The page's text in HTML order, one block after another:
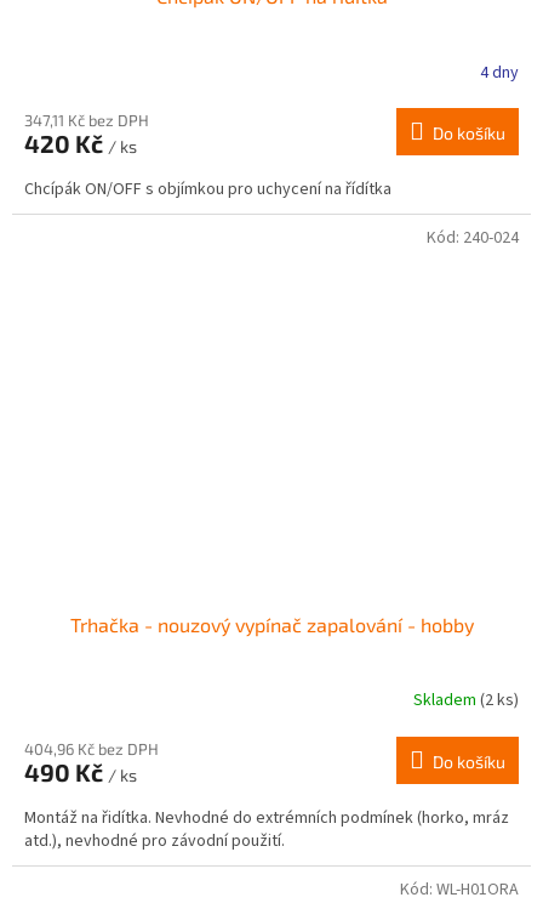
4 dny
347,11 Kč bez DPH
420 Kč / ks
Do košíku
Chcípák ON/OFF s objímkou pro uchycení na řídítka
Trhačka - nouzový vypínač zapalování - hobby
Skladem (2 ks)
404,96 Kč bez DPH
490 Kč / ks
Do košíku
Montáž na řidítka. Nevhodné do extrémních podmínek (horko, mráz
atd.), nevhodné pro závodní použití.
Kód: 240-024
Kód: WL-H01ORA